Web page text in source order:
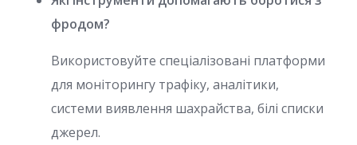
фродом?
Використовуйте спеціалізовані платформи
для моніторингу трафіку, аналітики,
системи виявлення шахрайства, білі списки
джерел.